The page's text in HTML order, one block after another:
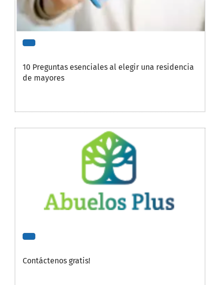
10 Preguntas esenciales al elegir una residencia
de mayores
Contáctenos gratis!